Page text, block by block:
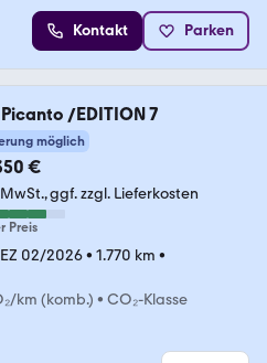
Kontakt Parken
/EDITION 7
möglich
€
MwSt. ggf. zzgl. Lieferkosten
Preis
EZ 02/2026• 1.770 km •
km (komb.) • CO₂-Klasse